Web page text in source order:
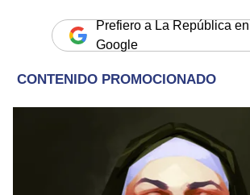
Prefiero a La República en
Google